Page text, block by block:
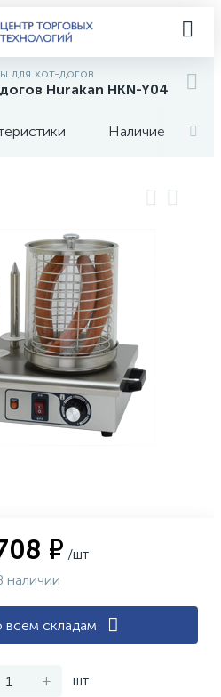
для хот-догов
Hurakan HKN-Y04
Наличие
₽ /шт
наличии
всем складам
+ шт